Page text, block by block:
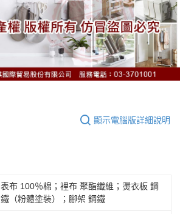
顯示電腦版詳細說明
表布 100％棉；裡布 聚酯纖維；燙衣板 鋼
鐵（粉體塗裝）；腳架 鋼鐵